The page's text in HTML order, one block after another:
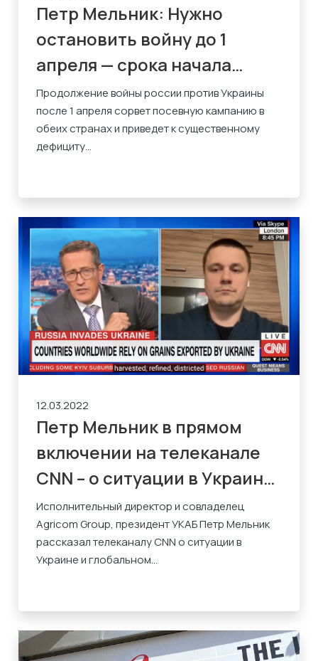
Петр Мельник: Нужно
остановить войну до 1
апреля — срока начала
посева
Продолжение войны россии против Украины
после 1 апреля сорвет посевную кампанию в
обеих странах и приведет к существенному
дефициту...
12.03.2022
Петр Мельник в прямом
включении на телеканале
CNN – о ситуации в Украине
и на глобальном
продуктовом рынке
Исполнительный директор и совладелец
Agricom Group, президент УКАБ Петр Мельник
рассказал телеканалу CNN о ситуации в
Украине и глобальном...